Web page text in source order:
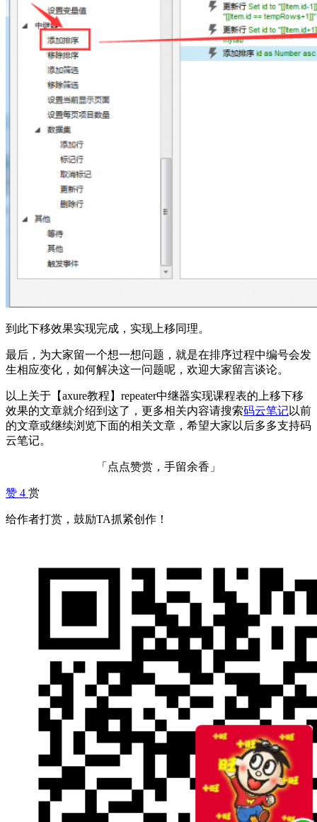
到此下移效果实现完成，实现上移同理。
最后，为大家留一个想一想问题，就是在排序过程中编号会发
生相应变化，如何解决这一问题呢，欢迎大家留言谈论。
以上关于【axure教程】repeater中继器实现课程表的上移下移
效果的文章就介绍到这了，更多相关内容请搜索码云笔记以前
的文章或继续浏览下面的相关文章，希望大家以后多多支持码
云笔记。
「点点赞赏，手留余香」
赞 4 赏
给作者打赏，鼓励TA抓紧创作！